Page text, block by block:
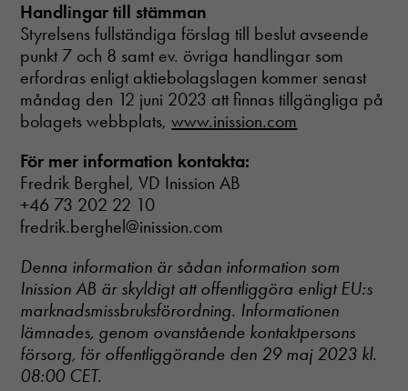
Handlingar till stämman
Styrelsens fullständiga förslag till beslut avseende
punkt 7 och 8 samt ev. övriga handlingar som
erfordras enligt aktiebolagslagen kommer senast
måndag den 12 juni 2023 att finnas tillgängliga på
bolagets webbplats,www.inission.com
För mer information kontakta:
Fredrik Berghel, VD Inission AB
+46 73 202 22 10
fredrik.berghel@inission.com
Denna information är sådan information som
Inission AB är skyldigt att offentliggöra enligt EU:s
marknadsmissbruksförordning. Informationen
lämnades, genom ovanstående kontaktpersons
försorg, för offentliggörande den 29 maj 2023 kl.
08:00 CET.
how the
website is
used.
Upplevelse
hemsida ska
prestera så
bra som
du nekar
dessa
cookies
kommer viss
funktionalitet
att försvinna
från